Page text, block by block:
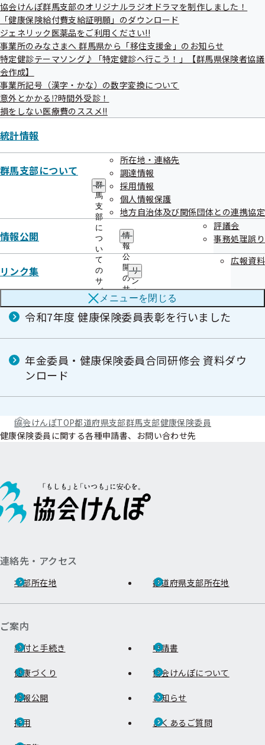
協会けんぽ群馬支部のオリジナルラジオドラマを制作しました！
「健康保険給付費支給証明願」のダウンロード
ジェネリック医薬品をご利用ください!!
事業所のみなさまへ 群馬県から「移住支援金」のお知らせ
特定健診テーマソング♪「特定健診へ行こう！」【群馬県保険者協議
会作成】
事業所記号（漢字・かな）の数字変換について
意外とかかる⁉時間外受診！
損をしない医療費のススメ!!
統計情報
群馬支部について
群
馬
支
部
に
つ
い
て
の
サ
ブ
メ
ニ
ュ
所在地・連絡先
調達情報
採用情報
個人情報保護
地方自治体及び関係団体との連携協定
情報公開
情
報
公
開
の
サ
ブ
メ
ニ
評議会
事務処理誤り
リンク集
リ
ン
ク
の
サ
ニ
ュ
広報資料
メニューを閉じる
TEL:027-896-5200
FAX:027-253-0061
健康保険委員
健康保険委員とは？
健康保険委員を募集しています！
健康保険委員に関する各種申請書、お問い合
わせ先
令和7年度 健康保険委員表彰を行いました
年金委員・健康保険委員合同研修会 資料ダウ
ンロード
協会けんぽTOP都道府県支部群馬支部健康保険委員
健康保険委員に関する各種申請書、お問い合わせ先
連絡先・アクセス
本部所在地 都道府県支部所在地
ご案内
給付と手続き 申請書
健康づくり 協会けんぽについて
情報公開 お知らせ
採用 よくあるご質問